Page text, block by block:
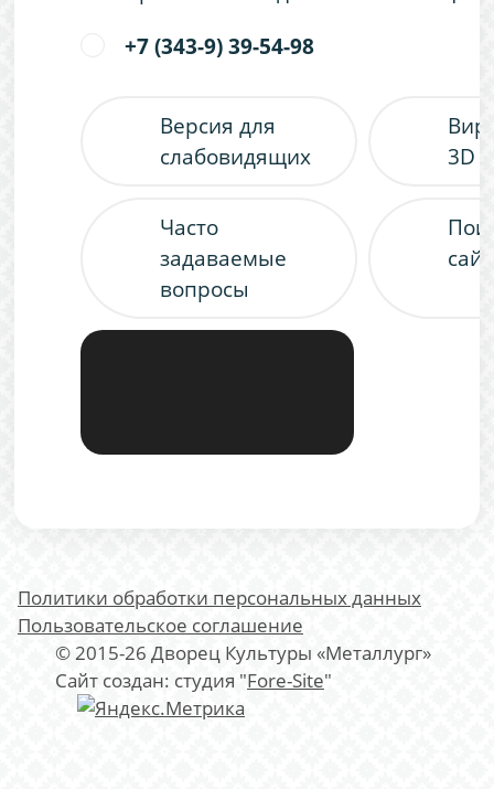
+7 (343-9) 39-54-98
Версия для
слабовидящих
3D
Часто
задаваемые
вопросы
Политики обработки персональных данных
Пользовательское соглашение
© 2015-26 Дворец Культуры «Металлург»
Сайт создан: студия "Fore-Site"